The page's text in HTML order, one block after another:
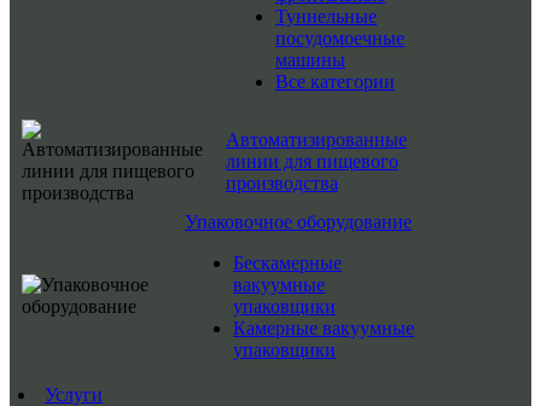
Туннельные
посудомоечные
машины
Все категории
Автоматизированные
линии для пищевого
производства
Упаковочное оборудование
Бескамерные
вакуумные
упаковщики
Камерные вакуумные
упаковщики
Услуги